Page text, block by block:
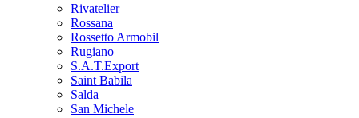
Rivatelier
Rossana
Rossetto Armobil
Rugiano
S.A.T.Export
Saint Babila
Salda
San Michele